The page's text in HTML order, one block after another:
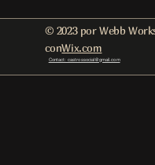
© 2023 por Webb
conWix.com
Contact: castrossocial@gmail.com